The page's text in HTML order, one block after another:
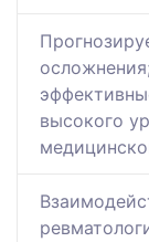
высокого